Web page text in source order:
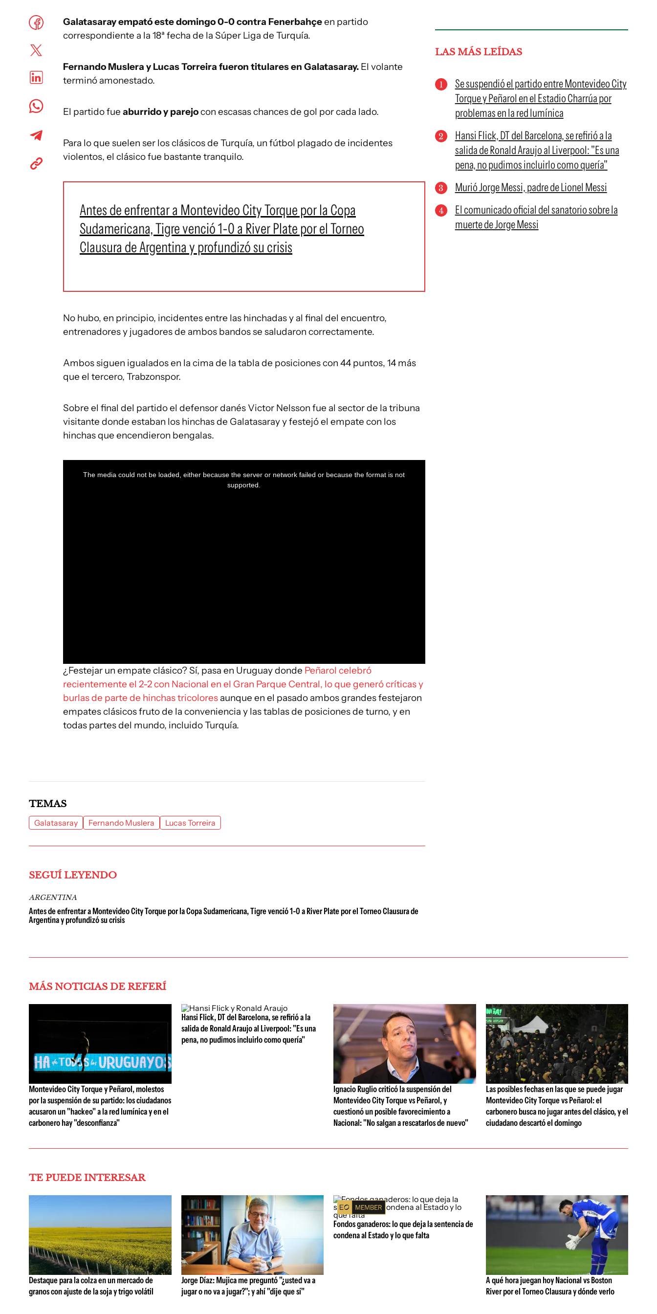
Galatasaray empató este domingo 0-0 contra Fenerbahçeen partido
correspondiente a la 18ª fecha de la Súper Liga de Turquía.
Fernando Muslera y Lucas Torreira fueron titulares en Galatasaray. El volante
terminó amonestado.
El partido fue aburrido y parejocon escasas chances de gol por cada lado.
Para lo que suelen ser los clásicos de Turquía, un fútbol plagado de incidentes
violentos, el clásico fue bastante tranquilo.
Antes de enfrentar a Montevideo City Torque por la Copa
Sudamericana, Tigre venció 1-0 a River Plate por el Torneo
Clausura de Argentina y profundizó su crisis
No hubo, en principio, incidentes entre las hinchadas y al final del encuentro,
entrenadores y jugadores de ambos bandos se saludaron correctamente.
Ambos siguen igualados en la cima de la tabla de posiciones con 44 puntos, 14 más
que el tercero, Trabzonspor.
Sobre el final del partido el defensor danés Victor Nelsson fue al sector de la tribuna
visitante donde estaban los hinchas de Galatasaray y festejó el empate con los
hinchas que encendieron bengalas.
The media could not be loaded, either because the server or network failed or because the format is not
supported.
¿Festejar un empate clásico? Sí, pasa en Uruguay donde Peñarol celebró
recientemente el 2-2 con Nacional en el Gran Parque Central, lo que generó críticas y
burlas de parte de hinchas tricolores aunque en el pasado ambos grandes festejaron
empates clásicos fruto de la conveniencia y las tablas de posiciones de turno, y en
todas partes del mundo, incluido Turquía.
LAS MÁS LEÍDAS
Se suspendió el partido entre Montevideo City
Torque y Peñarol en el Estadio Charrúa por
problemas en la red lumínica
Hansi Flick, DT del Barcelona, se refirió a la
salida de Ronald Araujo al Liverpool: "Es una
pena, no pudimos incluirlo como quería"
Murió Jorge Messi, padre de Lionel Messi
El comunicado oficial del sanatorio sobre la
muerte de Jorge Messi
TEMAS
Galatasaray Fernando Muslera Lucas Torreira
SEGUÍ LEYENDO
ARGENTINA
Antes de enfrentar a Montevideo City Torque por la Copa Sudamericana, Tigre venció 1-0 a River Plate por el Torneo Clausura de
Argentina y profundizó su crisis
MÁS NOTICIAS DE REFERÍ
Montevideo City Torque y Peñarol, molestos
por la suspensión de su partido: los ciudadanos
acusaron un "hackeo" a la red lumínica y en el
carbonero hay "desconfianza"
Hansi Flick, DT del Barcelona, se refirió a la
salida de Ronald Araujo al Liverpool: "Es una
pena, no pudimos incluirlo como quería"
Ignacio Ruglio criticó la suspensión del
Montevideo City Torque vs Peñarol, y
cuestionó un posible favorecimiento a
Nacional: "No salgan a rescatarlos de nuevo"
Las posibles fechas en las que se puede jugar
Montevideo City Torque vs Peñarol: el
carbonero busca no jugar antes del clásico, y el
ciudadano descartó el domingo
TE PUEDE INTERESAR
Destaque para la colza en un mercado de
granos con ajuste de la soja y trigo volátil
Jorge Díaz: Mujica me preguntó "¿usted va a
jugar o no va a jugar?"; y ahí "dije que sí"
Fondos ganaderos: lo que deja la sentencia de
condena al Estado y lo que falta
A qué hora juegan hoy Nacional vs Boston
River por el Torneo Clausura y dónde verlo